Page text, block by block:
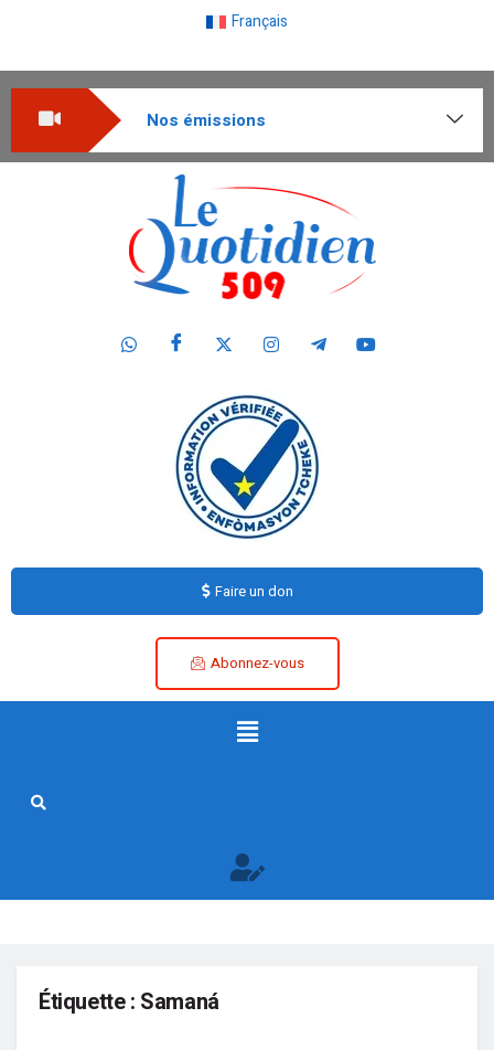
Français
Nos émissions
Faire un don
Abonnez-vous
Étiquette : Samaná